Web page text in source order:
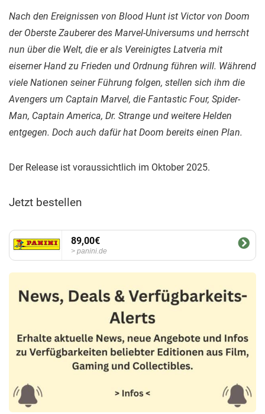
Nach den Ereignissen von Blood Hunt ist Victor von Doom
der Oberste Zauberer des Marvel-Universums und herrscht
nun über die Welt, die er als Vereinigtes Latveria mit
eiserner Hand zu Frieden und Ordnung führen will. Während
viele Nationen seiner Führung folgen, stellen sich ihm die
Avengers um Captain Marvel, die Fantastic Four, Spider-
Man, Captain America, Dr. Strange und weitere Helden
entgegen. Doch auch dafür hat Doom bereits einen Plan.
Der Release ist voraussichtlich im Oktober 2025.
Jetzt bestellen
89,00€
panini.de